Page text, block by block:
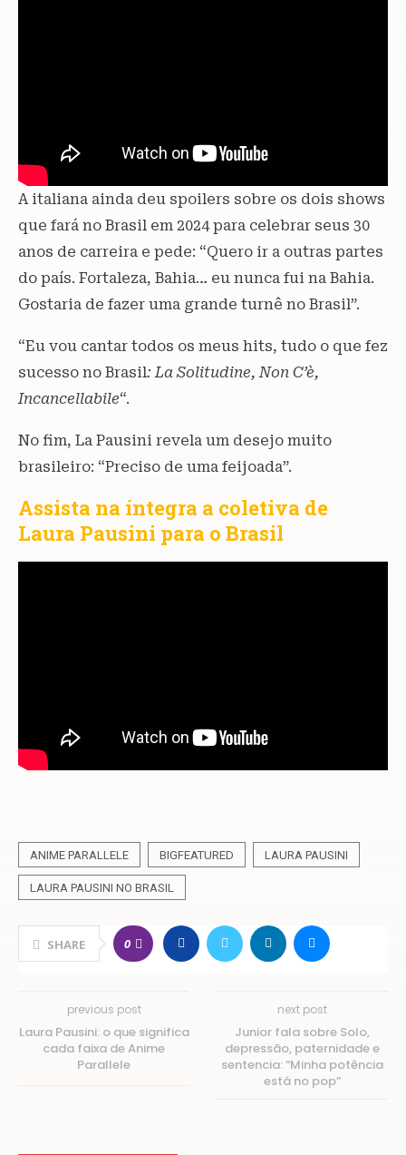
A italiana ainda deu spoilers sobre os dois shows
que fará no Brasil em 2024 para celebrar seus 30
anos de carreira e pede: “Quero ir a outras partes
do país. Fortaleza, Bahia… eu nunca fui na Bahia.
Gostaria de fazer uma grande turnê no Brasil”.
“Eu vou cantar todos os meus hits, tudo o que fez
sucesso no Brasil: La Solitudine, Non C’è,
Incancellabile“.
No fim, La Pausini revela um desejo muito
brasileiro: “Preciso de uma feijoada”.
Assista na íntegra a coletiva de
Laura Pausini para o Brasil
ANIME PARALLELE BIGFEATURED LAURA PAUSINI
LAURA PAUSINI NO BRASIL
SHARE 0
previous post
Laura Pausini: o que significa
cada faixa de Anime
Parallele
next post
Junior fala sobre Solo,
depressão, paternidade e
sentencia: “Minha potência
está no pop”